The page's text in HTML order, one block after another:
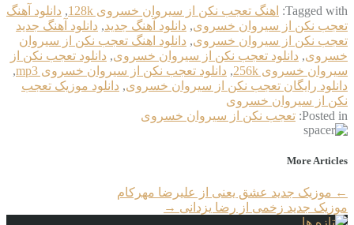
Tagged with: اهنگ تعجب نکن از سیروان خسروی 128k , دانلود آهنگ
تعجب نکن از سیروان خسروی, دانلود آهنگ جدید, دانلود آهنگ جدید
تعجب نکن از سیروان خسروی, دانلود اهنگ تعجب نکن از سیروان
خسروی, دانلود تعجب نکن از سیروان خسروی, دانلود تعجب نکن از
سیروان خسروی 256k
, دانلود تعجب نکن از سیروان خسروی mp3
,
دانلود رایگان تعجب نکن از سیروان خسروی, دانلود موزیک تعجب
نکن از سیروان خسروی
Posted in: تعجب نکن از سیروان خسروی
More Articles
← موزیک جدید عشق یعنی از علیرضا مهرکام
موزیک جدید زخمی از رضا یزدانی →